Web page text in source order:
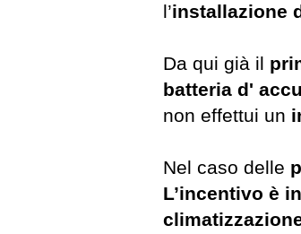
l’installazione
Da qui già il
batteria d'
non effettui un
Nel caso delle
L’incentivo è